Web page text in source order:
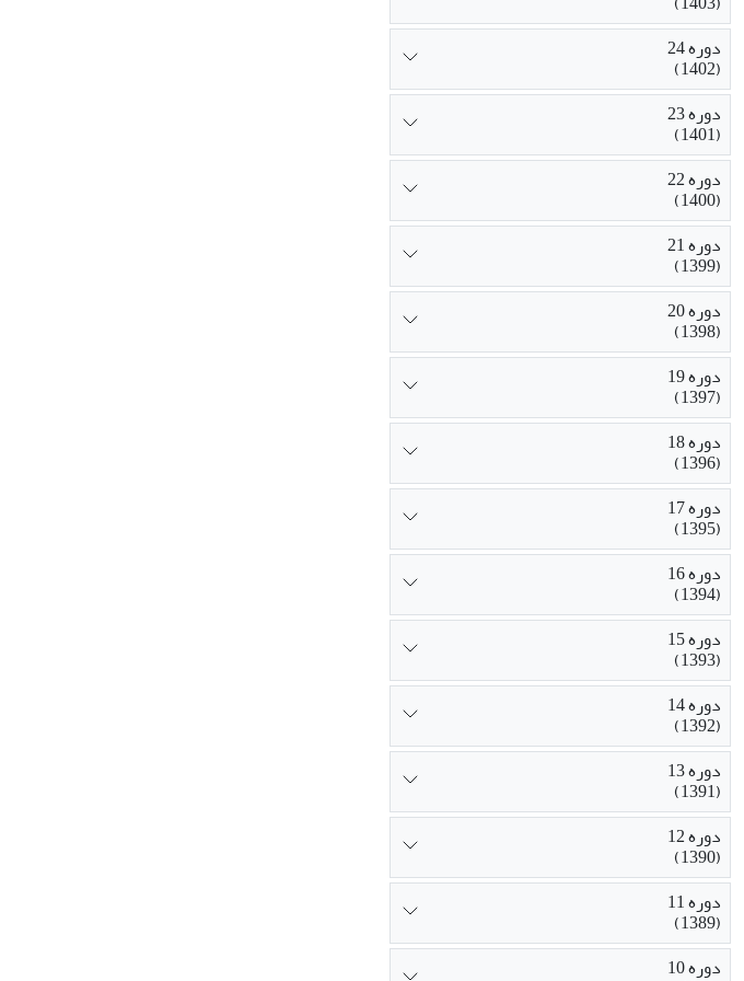
دوره 24
(1402)
دوره 23
(1401)
دوره 22
(1400)
دوره 21
(1399)
دوره 20
(1398)
دوره 19
(1397)
دوره 18
(1396)
دوره 17
(1395)
دوره 16
(1394)
دوره 15
(1393)
دوره 14
(1392)
دوره 13
(1391)
دوره 12
(1390)
دوره 11
(1389)
دوره 10